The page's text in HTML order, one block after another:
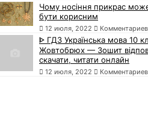
Чому носіння прикрас
бути корисним
12 июля, 2022
ᐈ ГДЗ Українська мова 10
Жовтобрюх — Зошит
скачати, читати онлайн
12 июля, 2022